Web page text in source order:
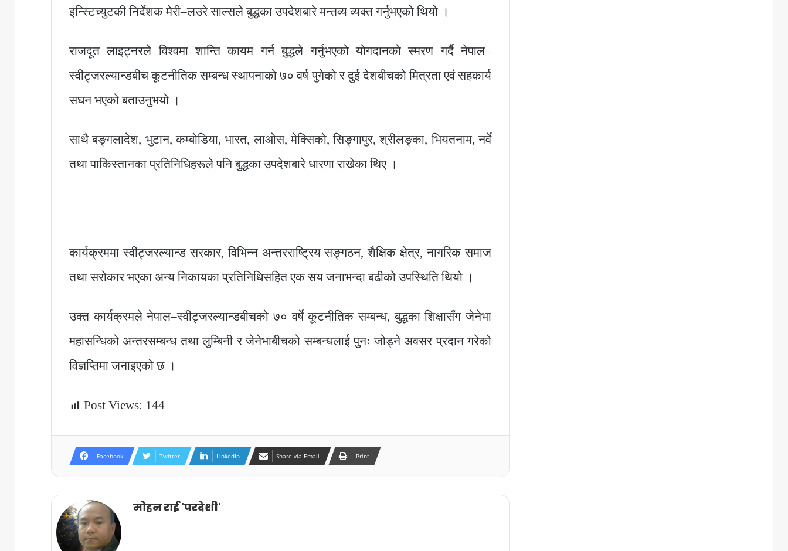
इन्स्टिच्युटकी निर्देशक मेरी–लउरे साल्सले बुद्धका उपदेशबारे मन्तव्य व्यक्त गर्नुभएको थियो ।
राजदूत लाइट्नरले विश्वमा शान्ति कायम गर्न बुद्धले गर्नुभएको योगदानको स्मरण गर्दै नेपाल–
स्वीट्जरल्यान्डबीच कूटनीतिक सम्बन्ध स्थापनाको ७० वर्ष पुगेको र दुई देशबीचको मित्रता एवं सहकार्य
सघन भएको बताउनुभयो ।
साथै बङ्गलादेश, भुटान, कम्बोडिया, भारत, लाओस, मेक्सिको, सिङ्गापुर, श्रीलङ्का, भियतनाम, नर्वे
तथा पाकिस्तानका प्रतिनिधिहरूले पनि बुद्धका उपदेशबारे धारणा राखेका थिए ।
कार्यक्रममा स्वीट्जरल्यान्ड सरकार, विभिन्न अन्तरराष्ट्रिय सङ्गठन, शैक्षिक क्षेत्र, नागरिक समाज
तथा सरोकार भएका अन्य निकायका प्रतिनिधिसहित एक सय जनाभन्दा बढीको उपस्थिति थियो ।
उक्त कार्यक्रमले नेपाल–स्वीट्जरल्यान्डबीचको ७० वर्षे कूटनीतिक सम्बन्ध, बुद्धका शिक्षासँग जेनेभा
महासन्धिको अन्तरसम्बन्ध तथा लुम्बिनी र जेनेभाबीचको सम्बन्धलाई पुनः जोड्ने अवसर प्रदान गरेको
विज्ञप्तिमा जनाइएको छ ।
Post Views: 144
Facebook Twitter LinkedIn Share via Email Print
मोहन राई 'परदेशी'